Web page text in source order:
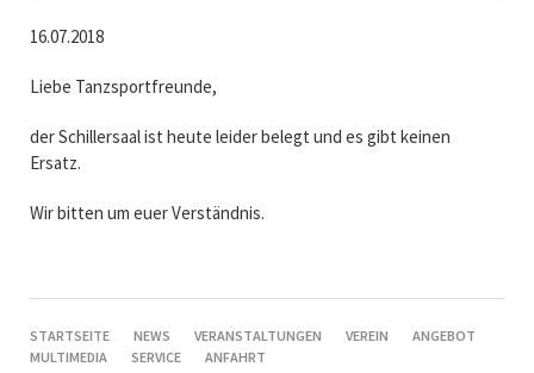
16.07.2018
Liebe Tanzsportfreunde,
der Schillersaal ist heute leider belegt und es gibt keinen
Ersatz.
Wir bitten um euer Verständnis.
NAVIGATION
ÜBERSPRINGEN
STARTSEITE NEWS VERANSTALTUNGEN VEREIN
ANGEBOT
MULTIMEDIA
SERVICE ANFAHRT